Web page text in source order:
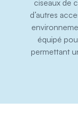
ciseaux de
d’autres
équipé
permettant